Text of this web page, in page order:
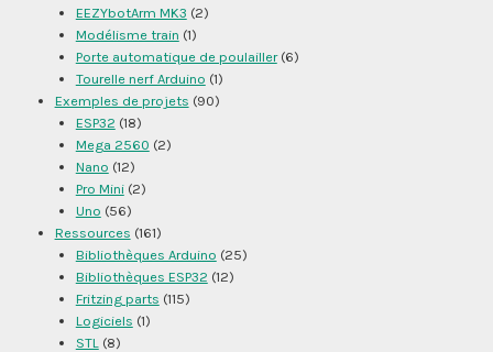
EEZYbotArm MK3 (2)
Modélisme train (1)
Porte automatique de poulailler(6)
Tourelle nerf Arduino (1)
Exemples de projets (90)
ESP32 (18)
Mega 2560 (2)
Nano (12)
Pro Mini(2)
Uno (56)
Ressources (161)
Bibliothèques Arduino (25)
Bibliothèques ESP32 (12)
Fritzing parts (115)
Logiciels (1)
STL (8)